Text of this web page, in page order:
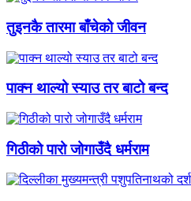
तुइनकै तारमा बाँचेको जीवन
पाक्न थाल्यो स्याउ तर बाटो बन्द
गिठीको पारो जोगाउँदै धर्मराम